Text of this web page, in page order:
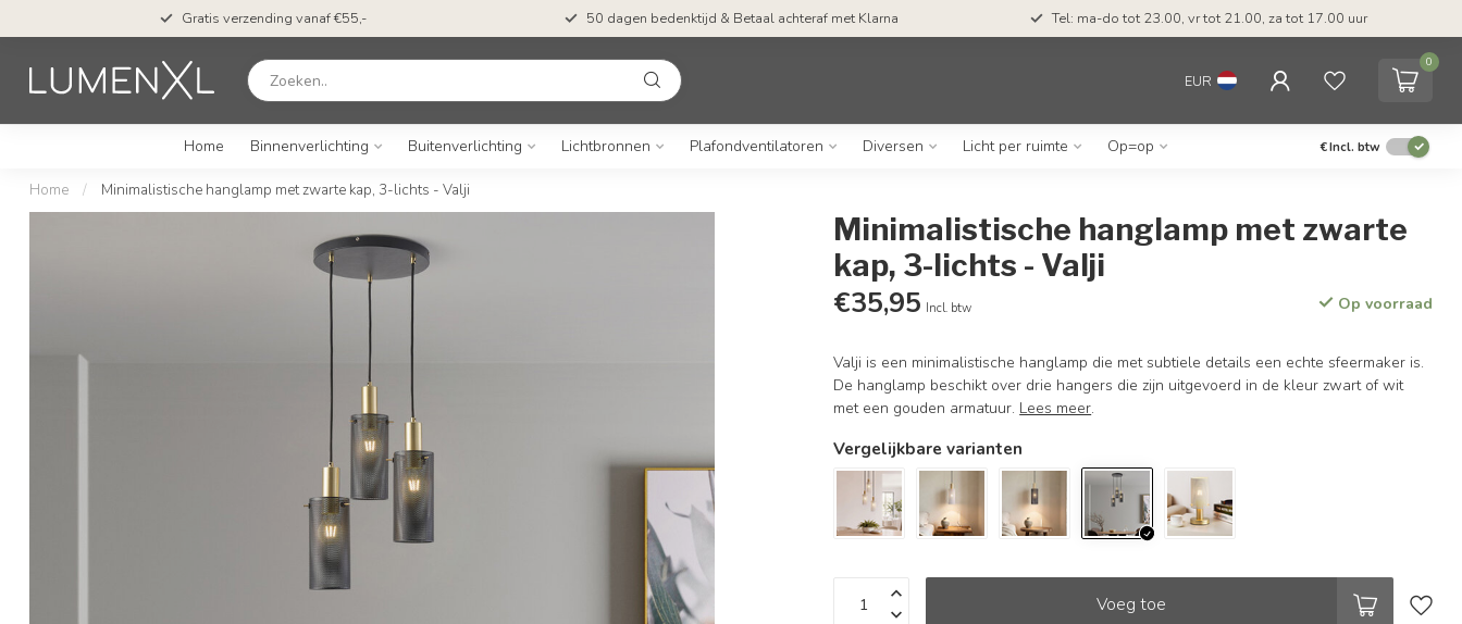
Gratis verzending vanaf €55,- 50 dagen bedenktijd & Betaal achteraf met Klarna Tel: ma-do tot 23.00, vr tot 21.00, za tot 17.00 uur
EUR
0
Home Binnenverlichting Buitenverlichting Lichtbronnen Plafondventilatoren Diversen Licht per ruimte Op=op €Incl. btw
Home / Minimalistische hanglamp met zwarte kap, 3-lichts - Valji
Minimalistische hanglamp met zwarte
kap, 3-lichts - Valji
€35,95 Incl. btw Op voorraad
Valji is een minimalistische hanglamp die met subtiele details een echte sfeermaker is.
De hanglamp beschikt over drie hangers die zijn uitgevoerd in de kleur zwart of wit
met een gouden armatuur. Lees meer.
Vergelijkbare varianten
Voeg toe